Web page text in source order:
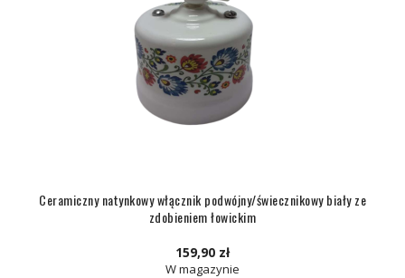
Ceramiczny natynkowy włącznik podwójny/świecznikowy biały ze
zdobieniem łowickim
159,90 zł
W magazynie